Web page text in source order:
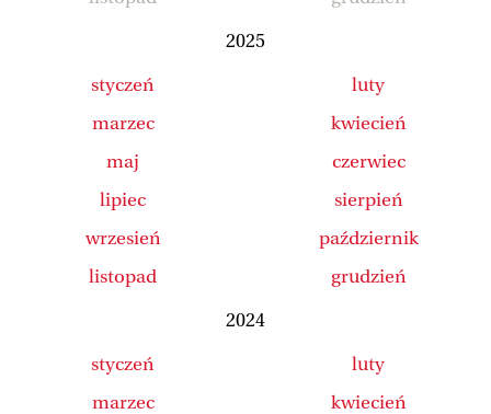
2025
styczeń
luty
marzec
kwiecień
maj
czerwiec
lipiec
sierpień
wrzesień
październik
listopad
grudzień
2024
styczeń
luty
marzec
kwiecień